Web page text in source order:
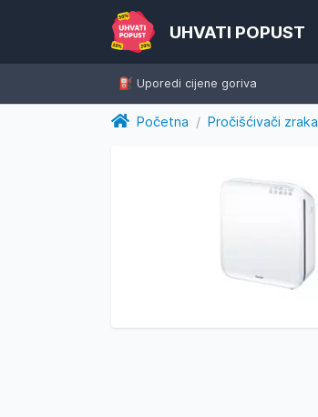
UHVATI POPUST
⛽️ Uporedi cijene goriva
Početna / Pročišćivači zraka